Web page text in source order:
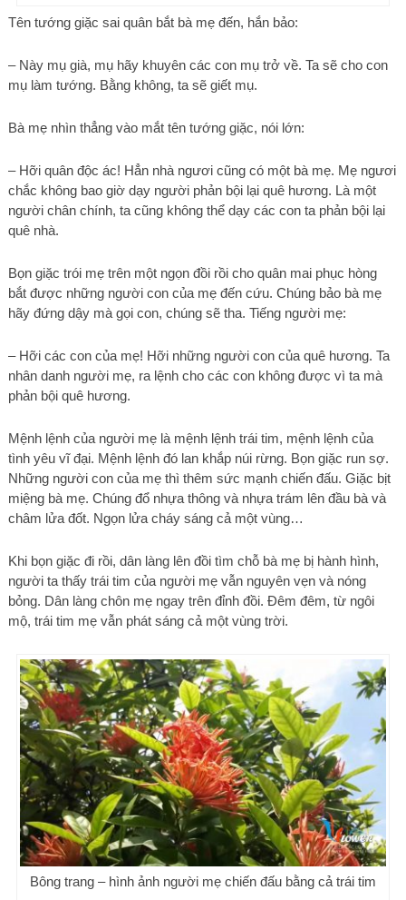
Tên tướng giặc sai quân bắt bà mẹ đến, hắn bảo:
– Này mụ già, mụ hãy khuyên các con mụ trở về. Ta sẽ cho con
mụ làm tướng. Bằng không, ta sẽ giết mụ.
Bà mẹ nhìn thẳng vào mắt tên tướng giặc, nói lớn:
– Hỡi quân độc ác! Hẳn nhà ngươi cũng có một bà mẹ. Mẹ ngươi
chắc không bao giờ dạy người phản bội lại quê hương. Là một
người chân chính, ta cũng không thể dạy các con ta phản bội lại
quê nhà.
Bọn giặc trói mẹ trên một ngọn đồi rồi cho quân mai phục hòng
bắt được những người con của mẹ đến cứu. Chúng bảo bà mẹ
hãy đứng dậy mà gọi con, chúng sẽ tha. Tiếng người mẹ:
– Hỡi các con của mẹ! Hỡi những người con của quê hương. Ta
nhân danh người mẹ, ra lệnh cho các con không được vì ta mà
phản bội quê hương.
Mệnh lệnh của người mẹ là mệnh lệnh trái tim, mệnh lệnh của
tình yêu vĩ đại. Mệnh lệnh đó lan khắp núi rừng. Bọn giặc run sợ.
Những người con của mẹ thì thêm sức mạnh chiến đấu. Giặc bịt
miệng bà mẹ. Chúng đổ nhựa thông và nhựa trám lên đầu bà và
châm lửa đốt. Ngọn lửa cháy sáng cả một vùng…
Khi bọn giặc đi rồi, dân làng lên đồi tìm chỗ bà mẹ bị hành hình,
người ta thấy trái tim của người mẹ vẫn nguyên vẹn và nóng
bỏng. Dân làng chôn mẹ ngay trên đỉnh đồi. Đêm đêm, từ ngôi
mộ, trái tim mẹ vẫn phát sáng cả một vùng trời.
Bông trang – hình ảnh người mẹ chiến đấu bằng cả trái tim